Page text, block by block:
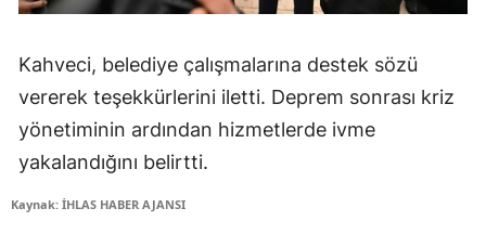
Kahveci, belediye çalışmalarına destek sözü
vererek teşekkürlerini iletti. Deprem sonrası kriz
yönetiminin ardından hizmetlerde ivme
yakalandığını belirtti.
Kaynak: İHLAS HABER AJANSI